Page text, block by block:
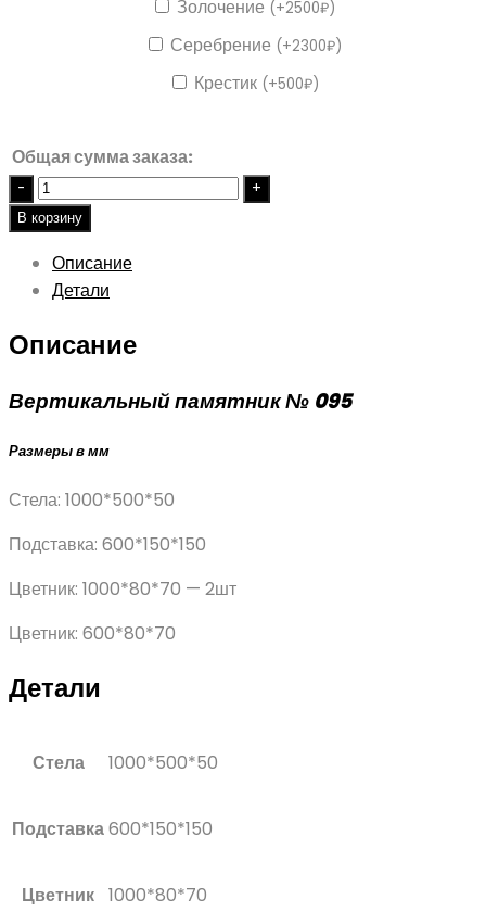
Золочение (+2500₽)
Серебрение (+2300₽)
Крестик (+500₽)
Общая сумма заказа:
Quantity
В корзину
Описание
Детали
Описание
Вертикальный памятник № 095
Размеры в мм
Стела: 1000*500*50
Подставка: 600*150*150
Цветник: 1000*80*70 — 2шт
Цветник: 600*80*70
Детали
Стела 1000*500*50
Подставка600*150*150
Цветник 1000*80*70